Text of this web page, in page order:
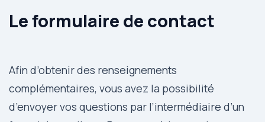
Le formulaire de contact
Afin d’obtenir des renseignements
complémentaires, vous avez la possibilité
d’envoyer vos questions par l’intermédiaire d’un